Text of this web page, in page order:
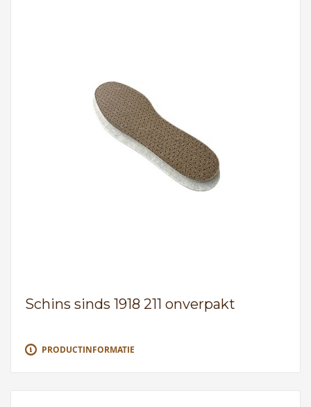
Schins sinds 1918 211 onverpakt
PRODUCTINFORMATIE